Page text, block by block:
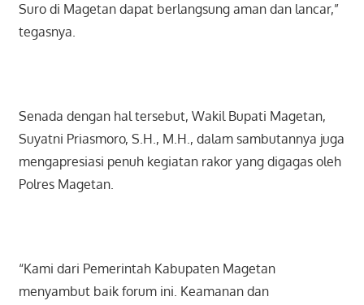
Suro di Magetan dapat berlangsung aman dan lancar,”
tegasnya.
Senada dengan hal tersebut, Wakil Bupati Magetan,
Suyatni Priasmoro, S.H., M.H., dalam sambutannya juga
mengapresiasi penuh kegiatan rakor yang digagas oleh
Polres Magetan.
“Kami dari Pemerintah Kabupaten Magetan
menyambut baik forum ini. Keamanan dan